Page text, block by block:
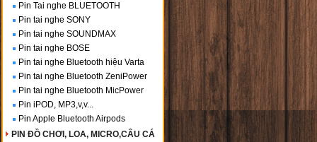
Pin Tai nghe BLUETOOTH
Pin tai nghe SONY
Pin tai nghe SOUNDMAX
Pin tai nghe BOSE
Pin tai nghe Bluetooth hiệu Varta
Pin tai nghe Bluetooth ZeniPower
Pin tai nghe Bluetooth MicPower
Pin iPOD, MP3,v,v...
Pin Apple Bluetooth Airpods
PIN ĐỒ CHƠI, LOA, MICRO,CÂU CÁ